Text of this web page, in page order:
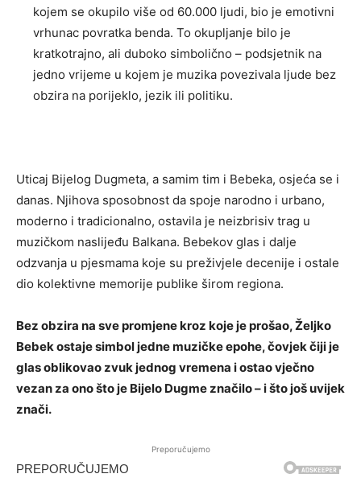
kojem se okupilo više od 60.000 ljudi, bio je emotivni
vrhunac povratka benda. To okupljanje bilo je
kratkotrajno, ali duboko simbolično – podsjetnik na
jedno vrijeme u kojem je muzika povezivala ljude bez
obzira na porijeklo, jezik ili politiku.
Uticaj Bijelog Dugmeta, a samim tim i Bebeka, osjeća se i
danas. Njihova sposobnost da spoje narodno i urbano,
moderno i tradicionalno, ostavila je neizbrisiv trag u
muzičkom naslijeđu Balkana. Bebekov glas i dalje
odzvanja u pjesmama koje su preživjele decenije i ostale
dio kolektivne memorije publike širom regiona.
Bez obzira na sve promjene kroz koje je prošao, Željko
Bebek ostaje simbol jedne muzičke epohe, čovjek čiji je
glas oblikovao zvuk jednog vremena i ostao vječno
vezan za ono što je Bijelo Dugme značilo – i što još uvijek
znači.
Preporučujemo